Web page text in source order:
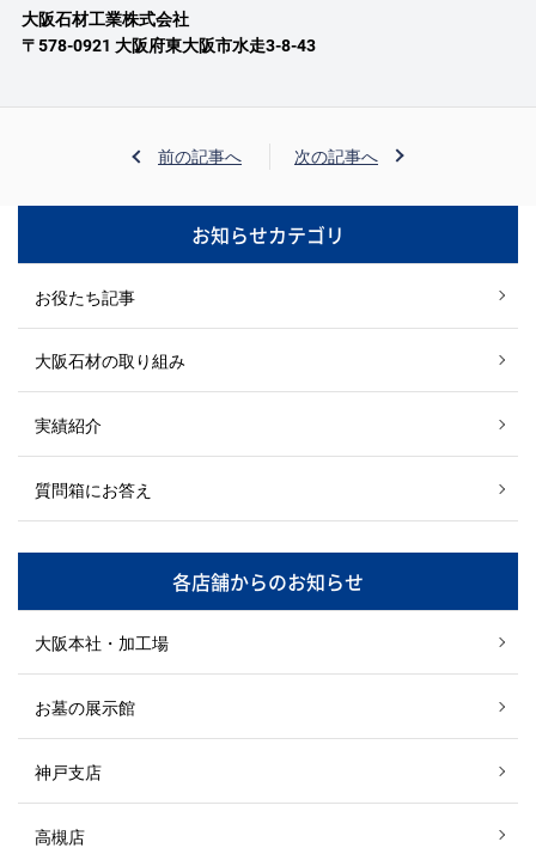
大阪石材工業株式会社
〒578-0921 大阪府東大阪市水走3-8-43
前の記事へ 次の記事へ
お知らせカテゴリ
お役たち記事
大阪石材の取り組み
実績紹介
質問箱にお答え
各店舗からのお知らせ
大阪本社・加工場
お墓の展示館
神戸支店
高槻店